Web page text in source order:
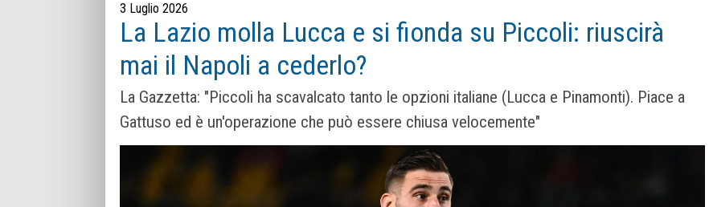
3 Luglio 2026
La Lazio molla Lucca e si fionda su Piccoli: riuscirà
mai il Napoli a cederlo?
La Gazzetta: "Piccoli ha sca­val­cato tanto le opzioni ita­liane (Lucca e Pina­monti). Piace a
Gattuso ed è un'operazione che può essere chiusa velocemente"